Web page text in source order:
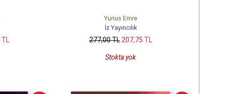
TL
Yunus Emre
İz Yayıncılık
277,00TL 207,75 TL
Stokta yok